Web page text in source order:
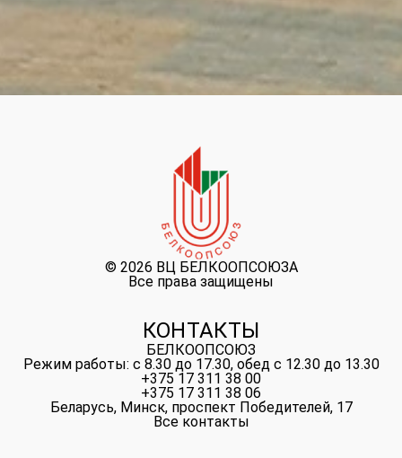
© 2026 ВЦ БЕЛКООПСОЮЗА
Все права защищены
КОНТАКТЫ
БЕЛКООПСОЮЗ
Режим работы: с 8.30 до 17.30, обед с 12.30 до 13.30
+375 17 311 38 00
+375 17 311 38 06
Беларусь, Минск, проспект Победителей, 17
Все контакты